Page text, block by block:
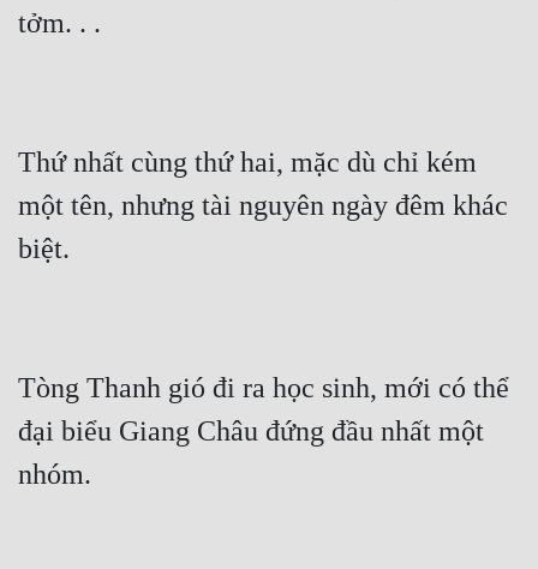
tởm. . .
Thứ nhất cùng thứ hai, mặc dù chỉ kém
một tên, nhưng tài nguyên ngày đêm khác
biệt.
Tòng Thanh gió đi ra học sinh, mới có thể
đại biểu Giang Châu đứng đầu nhất một
nhóm.